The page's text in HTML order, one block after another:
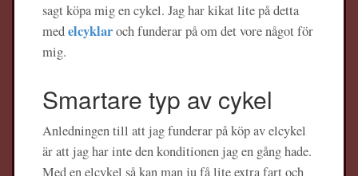
sagt köpa mig en cykel. Jag har kikat lite på detta
medelcyklaroch funderar på om det vore något för
mig.
Smartare typ av cykel
Anledningen till att jag funderar på köp av elcykel
är att jag har inte den konditionen jag en gång hade.
Med en elcykel så kan man ju få lite extra fart och